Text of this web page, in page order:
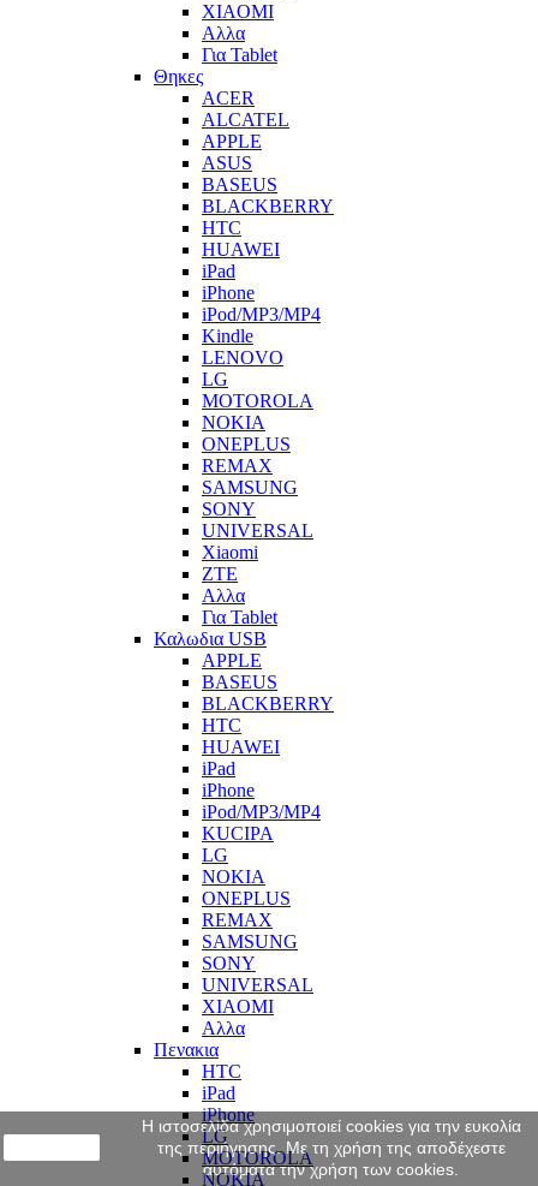
XIAOMI
Αλλα
Για Tablet
Θηκες
ACER
ALCATEL
APPLE
ASUS
BASEUS
BLACKBERRY
HTC
HUAWEI
iPad
iPhone
iPod/MP3/MP4
Kindle
LENOVO
LG
MOTOROLA
NOKIA
ONEPLUS
REMAX
SAMSUNG
SONY
UNIVERSAL
Xiaomi
ZTE
Αλλα
Για Tablet
Καλωδια USB
APPLE
BASEUS
BLACKBERRY
HTC
HUAWEI
iPad
iPhone
iPod/MP3/MP4
KUCIPA
LG
NOKIA
ONEPLUS
REMAX
SAMSUNG
SONY
UNIVERSAL
XIAOMI
Αλλα
Πενακια
HTC
iPad
iPhone
LG
MOTOROLA
NOKIA
Η ιστοσελίδα χρησιμοποιεί cookies για την ευκολία
της περιήγησης. Με τη χρήση της αποδέχεστε
αυτόματα την χρήση των cookies.